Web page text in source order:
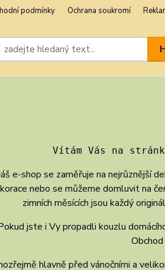
podmínky Ochrana soukromí
Vítám Vás na
e-shop se zaměřuje na nejrůznější
nebo se můžeme domluvit na
zimních měsících jsou každý
jste i Vy propadli kouzlu
hlavně před vánočními a